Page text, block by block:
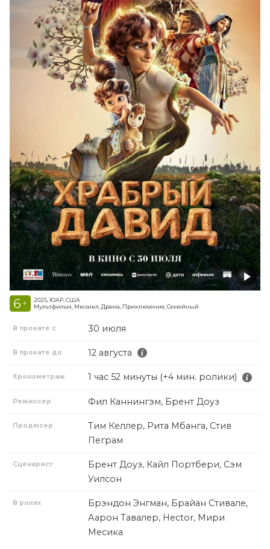
6 +
2025, ЮАР, США
Мультфильм, Мюзикл, Драма, Приключения, Семейный
В прокате с 30 июля
В прокате до 12 августа
Хронометраж 1 час 52 минуты (+4 мин. ролики)
Режиссер Фил Каннингэм, Брент Доуз
Продюсер
Тим Келлер, Рита Мбанга, Стив
Пеграм
Сценарист
Брент Доуз, Кайл Портбери, Сэм
Уилсон
В ролях
Брэндон Энгман, Брайан Стивале,
Аарон Тавалер, Hector, Мири
Месика